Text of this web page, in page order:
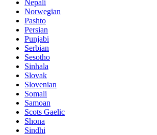
Nepali
Norwegian
Pashto
Persian
Punjabi
Serbian
Sesotho
Sinhala
Slovak
Slovenian
Somali
Samoan
Scots Gaelic
Shona
Sindhi